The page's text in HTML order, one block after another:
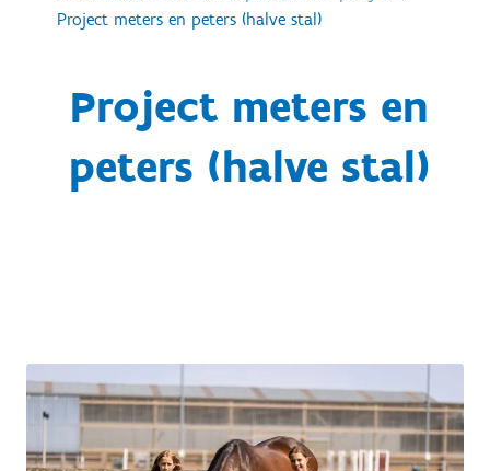
Project meters en peters (halve stal)
Project meters en
peters (halve stal)